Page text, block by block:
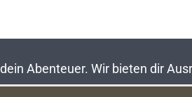
Abenteuer. Wir bieten dir